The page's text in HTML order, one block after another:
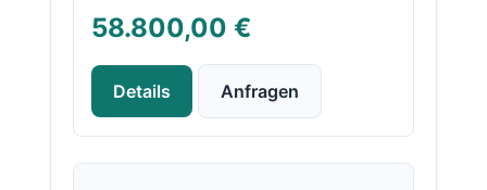
58.800,00 €
Details Anfragen